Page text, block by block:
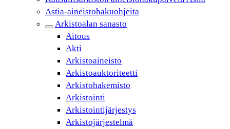
Astia-aineistohakuohjeita
Arkistoalan sanasto
Aitous
Akti
Arkistoaineisto
Arkistoauktoriteetti
Arkistohakemisto
Arkistointi
Arkistointijärjestys
Arkistojärjestelmä